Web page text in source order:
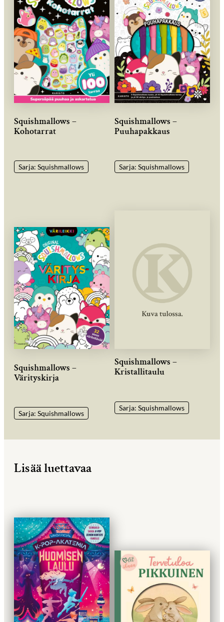
Squishmallows –
Kohotarrat
Sarja: Squishmallows
Squishmallows –
Puuhapakkaus
Sarja: Squishmallows
Squishmallows –
Värityskirja
Sarja: Squishmallows
Squishmallows –
Kristallitaulu
Sarja: Squishmallows
Lisää luettavaa